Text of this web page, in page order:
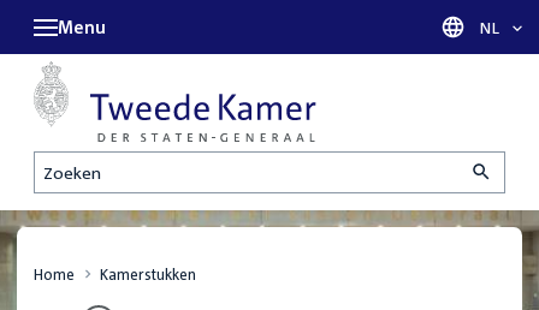
Zoeken
Menu Taal
NL
Home Kamerstukken